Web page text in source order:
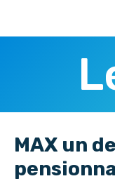
MAX un